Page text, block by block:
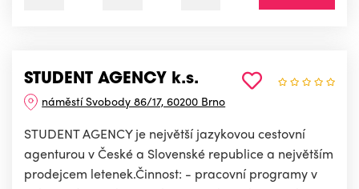
STUDENT AGENCY k.s.
náměstí Svobody 86/17, 60200 Brno
STUDENT AGENCY je největší jazykovou cestovní
agenturou v České a Slovenské republice a největším
prodejcem letenek.Činnost: - pracovní programy v